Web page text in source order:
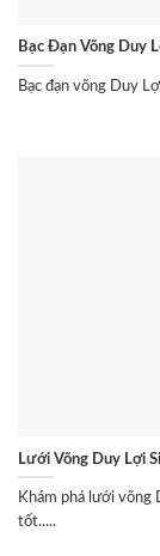
Bạc Đạn Võng Duy
Bạc đạn võng Duy
Lưới Võng Duy Lợi
Khám phá lưới võng
tốt.....